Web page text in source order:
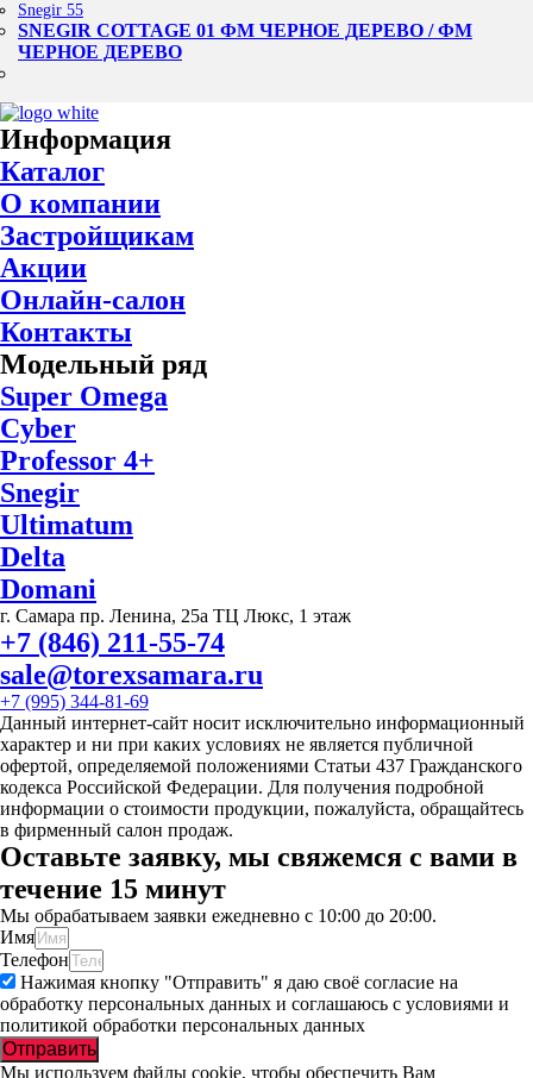
Snegir 55
SNEGIR COTTAGE 01 ФМ ЧЕРНОЕ ДЕРЕВО / ФМ
ЧЕРНОЕ ДЕРЕВО
Информация
Каталог
О компании
Застройщикам
Акции
Онлайн-салон
Контакты
Модельный ряд
Super Omega
Cyber
Professor 4+
Snegir
Ultimatum
Delta
Domani
г. Самара пр. Ленина, 25а ТЦ Люкс, 1 этаж
+7 (846) 211-55-74
sale@torexsamara.ru
+7 (995) 344-81-69
Данный интернет-сайт носит исключительно информационный
характер и ни при каких условиях не является публичной
офертой, определяемой положениями Статьи 437 Гражданского
кодекса Российской Федерации. Для получения подробной
информации о стоимости продукции, пожалуйста, обращайтесь
в фирменный салон продаж.
Оставьте заявку, мы свяжемся с вами в
течение 15 минут
Мы обрабатываем заявки ежедневно с 10:00 до 20:00.
Имя
Телефон
Нажимая кнопку "Отправить" я даю своё согласие на
обработку персональных данных и соглашаюсь с условиями и
политикой обработки персональных данных
Отправить
Мы используем файлы cookie, чтобы обеспечить Вам